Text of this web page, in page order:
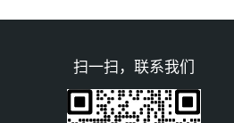
扫一扫，联系我们